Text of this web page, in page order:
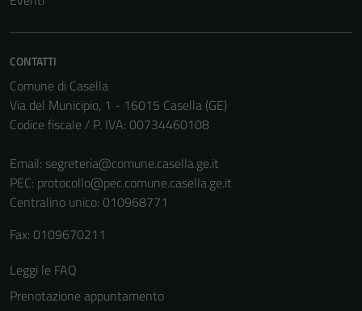
CONTATTI
Comune di Casella
Via del Municipio, 1 - 16015 Casella (GE)
Codice fiscale / P. IVA: 00734460108
Email: segreteria@comune.casella.ge.it
PEC: protocollo@pec.comune.casella.ge.it
Centralino unico: 010968771
Fax: 0109670211
Leggi le FAQ
Prenotazione appuntamento